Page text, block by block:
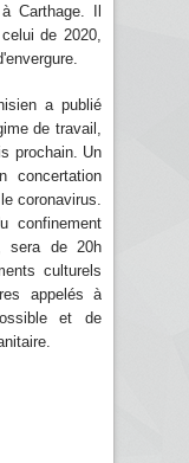
Carthage. Il
de 2020,
a publié
de travail,
prochain. Un
concertation
coronavirus.
confinement
sera de 20h
culturels
appelés à
et de